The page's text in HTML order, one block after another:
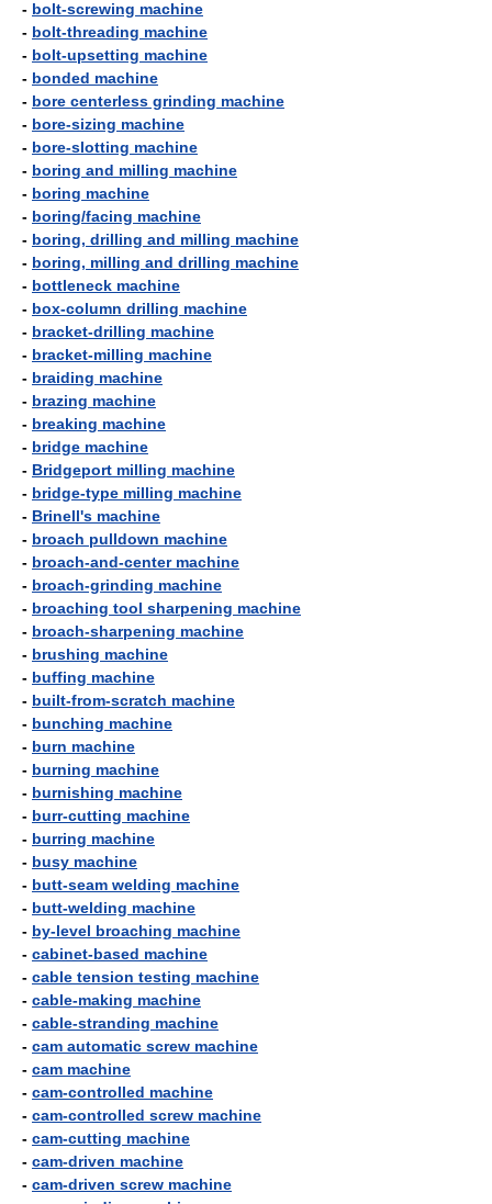
- bolt-screwing machine
- bolt-threading machine
- bolt-upsetting machine
- bonded machine
- bore centerless grinding machine
- bore-sizing machine
- bore-slotting machine
- boring and milling machine
- boring machine
- boring/facing machine
- boring, drilling and milling machine
- boring, milling and drilling machine
- bottleneck machine
- box-column drilling machine
- bracket-drilling machine
- bracket-milling machine
- braiding machine
- brazing machine
- breaking machine
- bridge machine
- Bridgeport milling machine
- bridge-type milling machine
- Brinell's machine
- broach pulldown machine
- broach-and-center machine
- broach-grinding machine
- broaching tool sharpening machine
- broach-sharpening machine
- brushing machine
- buffing machine
- built-from-scratch machine
- bunching machine
- burn machine
- burning machine
- burnishing machine
- burr-cutting machine
- burring machine
- busy machine
- butt-seam welding machine
- butt-welding machine
- by-level broaching machine
- cabinet-based machine
- cable tension testing machine
- cable-making machine
- cable-stranding machine
- cam automatic screw machine
- cam machine
- cam-controlled machine
- cam-controlled screw machine
- cam-cutting machine
- cam-driven machine
- cam-driven screw machine